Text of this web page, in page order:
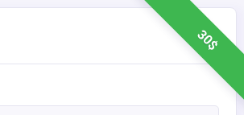
30$